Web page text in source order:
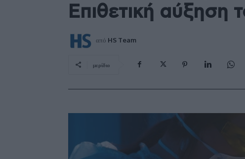
Επιθετική αύξηση
από HS Team
μερίδιο